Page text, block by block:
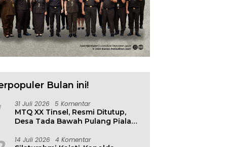
Bulan ini!
31 Juli 2026 5 Komentar
MTQ XX Tinsel, Resmi Ditutup,
Desa Tada Bawah Pulang Piala
14 Juli 2026 4 Komentar